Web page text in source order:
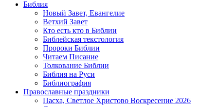
Библия
Новый Завет, Евангелие
Ветхий Завет
Кто есть кто в Библии
Библейская текстология
Пророки Библии
Читаем Писание
Толкование Библии
Библия на Руси
Библиография
Православные праздники
Пасха, Светлое Христово Воскресение 2026